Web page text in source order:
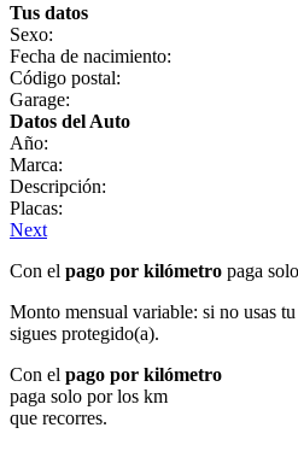
Tus datos
Sexo:
Fecha de nacimiento:
Código postal:
Garage:
Datos del Auto
Año:
Marca:
Descripción:
Placas:
Next
Con el pago por kilómetro paga
Monto mensual variable: si no usas
sigues protegido(a).
Con el pago por kilómetro
paga solo por los km
que recorres.